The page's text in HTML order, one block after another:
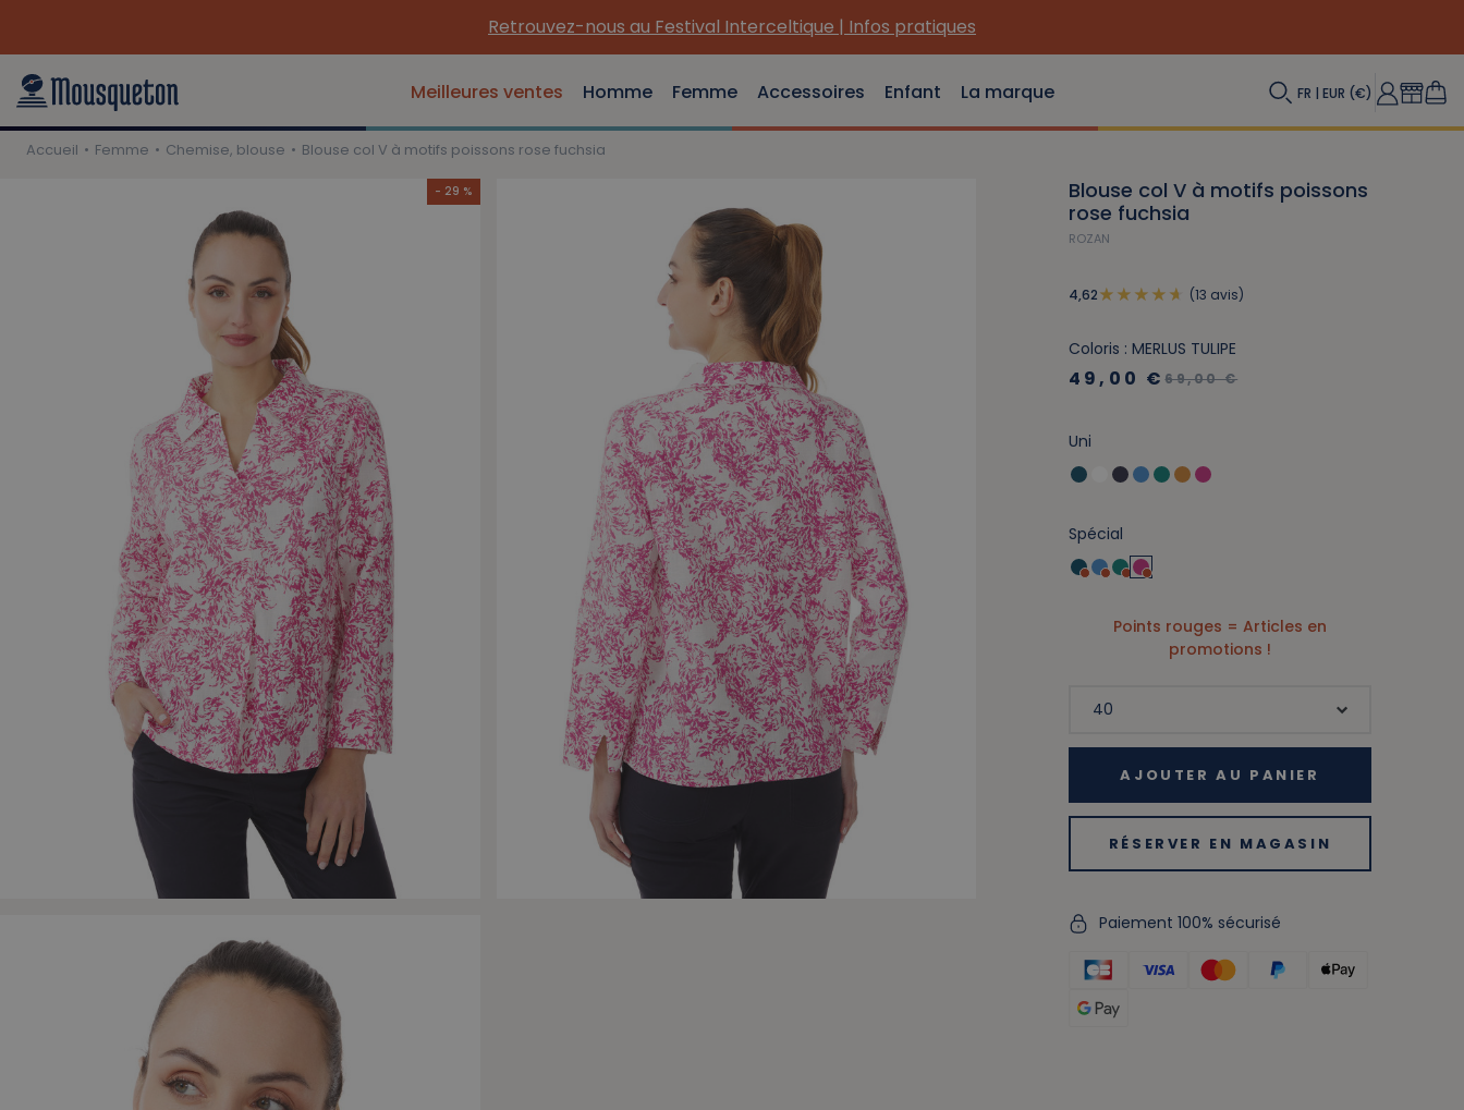
Retrouvez-nous au Festival Interceltique | Infos pratiques
Meilleures ventes Homme Femme Accessoires Enfant La marque FR | EUR (€)
Blouse col V à motifs poissons
rose fuchsia
ROZAN
4,62 (13 avis)
Coloris : MERLUS TULIPE
49,00 €69,00 €
Uni
Spécial
Points rouges = Articles en
promotions !
AJOUTER AU PANIER
RÉSERVER EN MAGASIN
Paiement 100% sécurisé
Accueil Femme Chemise, blouse Blouse col V à motifs poissons rose fuchsia
- 29 %